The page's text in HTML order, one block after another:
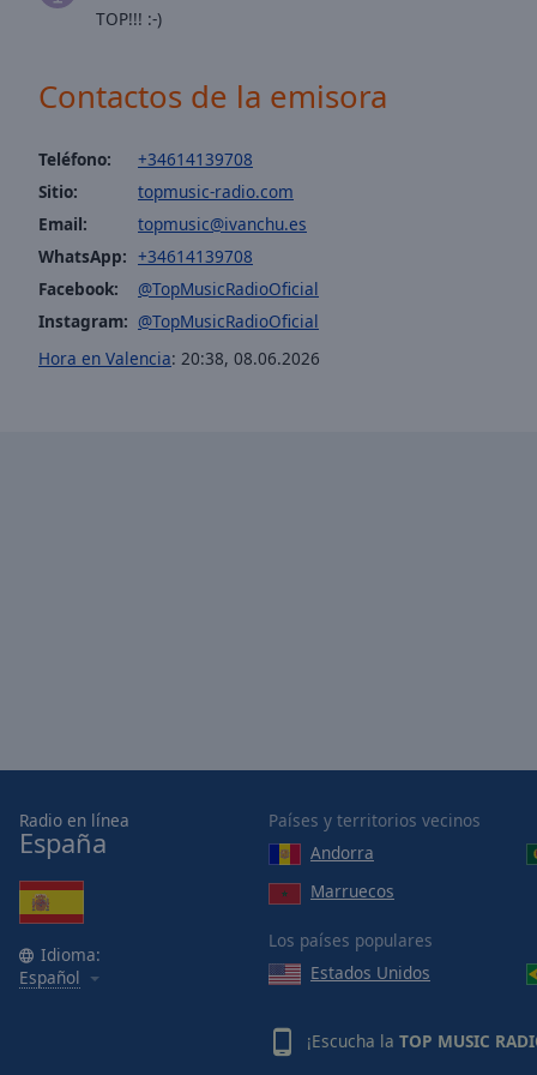
Color
Opacity
Background
Font
Family
Reset
Done
TOP!!! :-)
Contactos de la emisora
Teléfono:
+34614139708
Sitio:
topmusic-radio.com
Email:
topmusic@ivanchu.es
WhatsApp: +34614139708
Facebook:
@TopMusicRadioOficial
Instagram: @TopMusicRadioOficial
Hora en Valencia: 20:38, 08.06.2026
Radio en línea
España
Idioma:
Español
Países y territorios vecinos
Andorra
Marruecos
Los países populares
Estados Unidos
¡Escucha la TOP MUSIC